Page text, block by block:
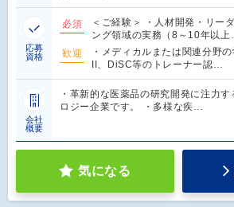
応募
資格
必須
＜ご経験＞ ・人材開発・リー
ング領域の実務（8～10年以
歓迎
・メディカルまたは関連分野
II、DiSC等のトレーナー認…
会社
概要
・革新的な医薬品の研究開発に注力
ロジー企業です。 ・多様な疾…
気になる